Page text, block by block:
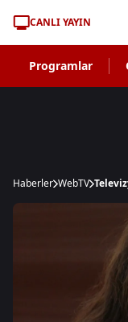
CANLI YAYIN
Programlar
Haberler WebTV